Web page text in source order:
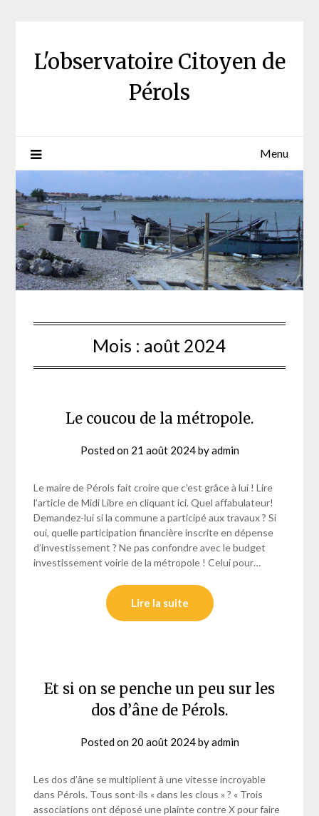
L'observatoire Citoyen de
Pérols
Menu
Mois : août 2024
Le coucou de la métropole.
Posted on 21 août 2024byadmin
Le maire de Pérols fait croire que c’est grâce à lui ! Lire
l’article de Midi Libre en cliquant ici. Quel affabulateur!
Demandez-lui si la commune a participé aux travaux ? Si
oui, quelle participation financière inscrite en dépense
d’investissement ? Ne pas confondre avec le budget
investissement voirie de la métropole ! Celui pour…
Lire la suite
Et si on se penche un peu sur les
dos d’âne de Pérols.
Posted on 20 août 2024byadmin
Les dos d’âne se multiplient à une vitesse incroyable
dans Pérols. Tous sont-ils « dans les clous » ? « Trois
associations ont déposé une plainte contre X pour faire